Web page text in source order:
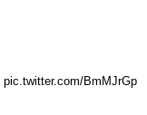
pic.twitter.com/BmMJrGp